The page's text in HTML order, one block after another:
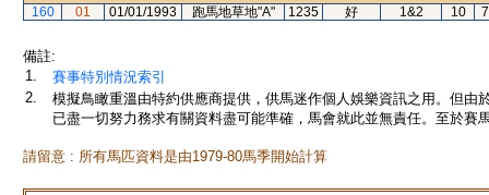
160
01 01/01/1993 跑馬地草地"A" 1235 好 1&2 10
備註:
1.
賽事特別情況索引
2.
模擬鳥瞰重溫由特約供應商提供，供馬迷作個人娛樂資訊之用。但
已盡一切努力務求有關資料盡可能準確，馬會就此並無責任。至於賽
請留意 : 所有馬匹資料是由1979-80馬季開始計算